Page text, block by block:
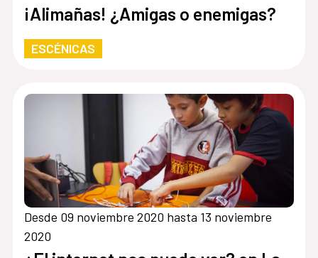
¡Alimañas! ¿Amigas o enemigas?
ESCÉNICAS
Desde 09 noviembre 2020 hasta 13 noviembre
2020